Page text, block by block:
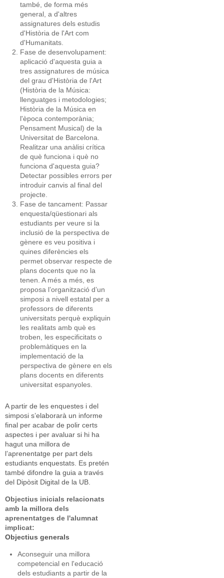
també, de forma més
general, a d'altres
assignatures dels estudis
d'Història de l'Art com
d'Humanitats.
Fase de desenvolupament:
aplicació d'aquesta guia a
tres assignatures de música
del grau d'Història de l'Art
(Història de la Música:
llenguatges i metodologies;
Història de la Música en
l'època contemporània;
Pensament Musical) de la
Universitat de Barcelona.
Realitzar una anàlisi crítica
de què funciona i què no
funciona d'aquesta guia?
Detectar possibles errors per
introduir canvis al final del
projecte.
Fase de tancament: Passar
enquesta/qüestionari als
estudiants per veure si la
inclusió de la perspectiva de
gènere es veu positiva i
quines diferències els
permet observar respecte de
plans docents que no la
tenen. A més a més, es
proposa l’organització d’un
simposi a nivell estatal per a
professors de diferents
universitats perquè expliquin
les realitats amb què es
troben, les especificitats o
problemàtiques en la
implementació de la
perspectiva de gènere en els
plans docents en diferents
universitat espanyoles.
A partir de les enquestes i del
simposi s’elaborarà un informe
final per acabar de polir certs
aspectes i per avaluar si hi ha
hagut una millora de
l’aprenentatge per part dels
estudiants enquestats. Es pretén
també difondre la guia a través
del Dipòsit Digital de la UB.
Objectius inicials relacionats
amb la millora dels
aprenentatges de l'alumnat
implicat:
Objectius generals
Aconseguir una millora
competencial en l'educació
dels estudiants a partir de la